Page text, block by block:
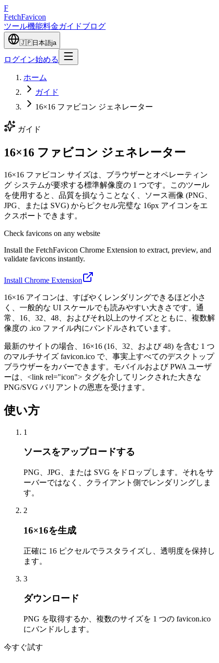
F
FetchFavicon
ツール機能料金ガイドブログ
🇯🇵日本語ja
ログイン始める
ホーム
ガイド
16×16 ファビコン ジェネレーター
ガイド
16×16 ファビコン ジェネレーター
16×16 ファビコン サイズは、ブラウザーとオペレーティン
グ システムが要求する標準解像度の 1 つです。このツール
を使用すると、品質を損なうことなく、ソース画像 (PNG、
JPG、または SVG) からピクセル完璧な 16px アイコンをエ
クスポートできます。
Check favicons on any website
Install the FetchFavicon Chrome Extension to extract, preview, and
validate favicons instantly.
Install Chrome Extension
16×16 アイコンは、すばやくレンダリングできるほど小さ
く、一般的な UI スケールでも読みやすい大きさです。通
常、16、32、48、およびそれ以上のサイズとともに、複数解
像度の .ico ファイル内にバンドルされています。
最新のサイトの場合、16×16 (16、32、および 48) を含む 1 つ
のマルチサイズ favicon.ico で、事実上すべてのデスクトップ
ブラウザーをカバーできます。モバイルおよび PWA ユーザ
ーは、<link rel="icon"> タグを介してリンクされた大きな
PNG/SVG バリアントの恩恵を受けます。
使い方
1
ソースをアップロードする
PNG、JPG、または SVG をドロップします。それをサ
ーバーではなく、クライアント側でレンダリングしま
す。
2
16×16を生成
正確に 16 ピクセルでラスタライズし、透明度を保持し
ます。
3
ダウンロード
PNG を取得するか、複数のサイズを 1 つの favicon.ico
にバンドルします。
今すぐ試す